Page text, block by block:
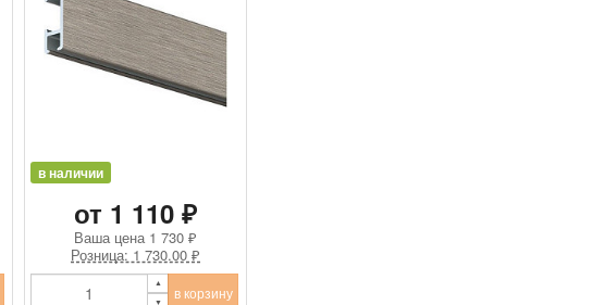
в наличии
от 1 110 ₽
Ваша цена 1 730 ₽
Розница: 1 730.00 ₽
в корзину